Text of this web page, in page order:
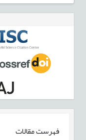
فهرست مقالات